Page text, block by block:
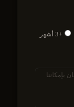
+3 أشهر